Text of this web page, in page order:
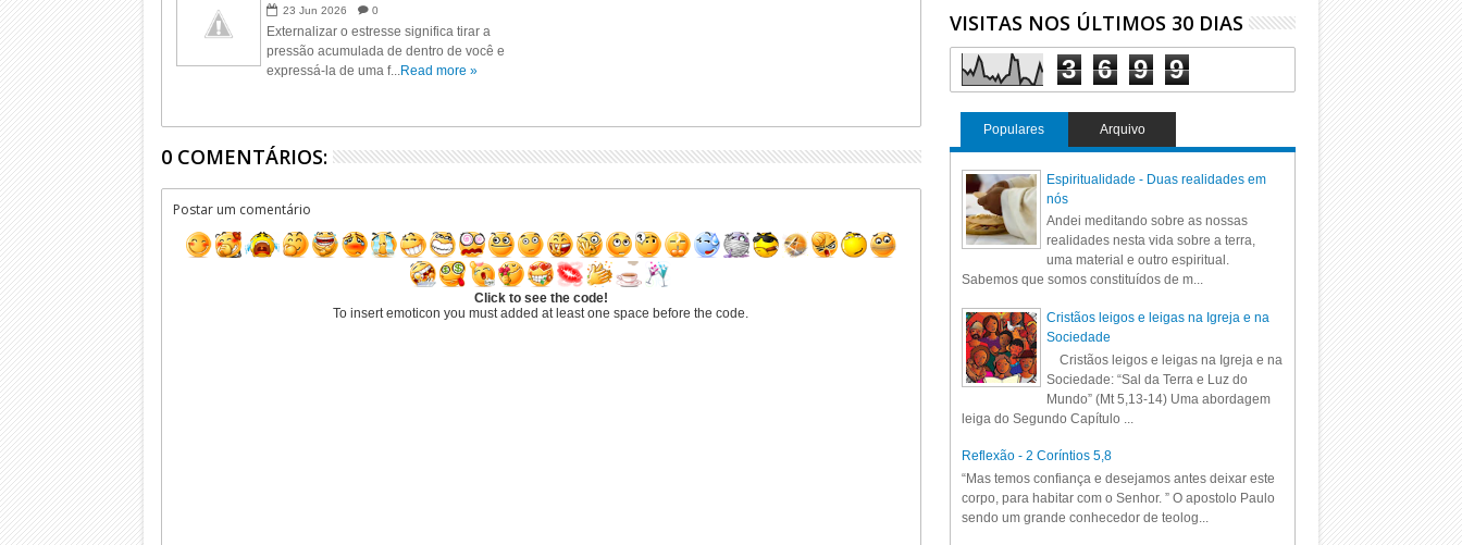
23 Jun 2026 0
Externalizar o estresse significa tirar a
pressão acumulada de dentro de você e
expressá-la de uma f...Read more »
0 COMENTÁRIOS:
Postar um comentário
Click to see the code!
To insert emoticon you must added at least one space before the code.
VISITAS NOS ÚLTIMOS 30 DIAS
3 6 9 9
Populares Arquivo
Espiritualidade - Duas realidades em
nós
Andei meditando sobre as nossas
realidades nesta vida sobre a terra,
uma material e outro espiritual.
Sabemos que somos constituídos de m...
Cristãos leigos e leigas na Igreja e na
Sociedade
Cristãos leigos e leigas na Igreja e na
Sociedade: “Sal da Terra e Luz do
Mundo” (Mt 5,13-14) Uma abordagem
leiga do Segundo Capítulo ...
Reflexão - 2 Coríntios 5,8
“Mas temos confiança e desejamos antes deixar este
corpo, para habitar com o Senhor. ” O apostolo Paulo
sendo um grande conhecedor de teolog...